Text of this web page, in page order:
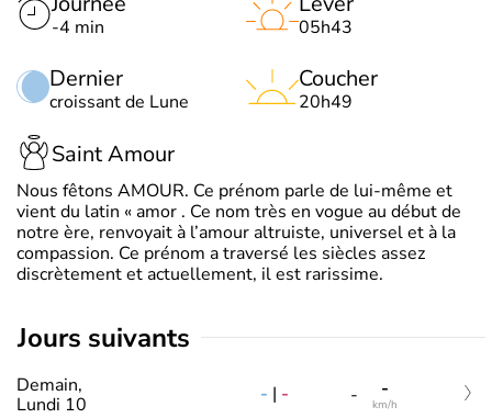
-4 min
Dernier
croissant de Lune
05h43
Coucher
20h49
Saint Amour
Nous fêtons AMOUR. Ce prénom parle de lui-même et
vient du latin « amor . Ce nom très en vogue au début de
notre ère, renvoyait à l’amour altruiste, universel et à la
compassion. Ce prénom a traversé les siècles assez
discrètement et actuellement, il est rarissime.
jours suivants
Demain,
Lundi 10
- | - - -
km/h